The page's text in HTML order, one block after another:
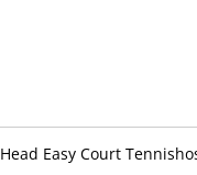
Head Easy Court